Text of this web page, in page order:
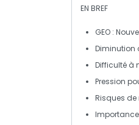
EN BREF
GEO :
Diminution
Difficulté à
Pression
Risques